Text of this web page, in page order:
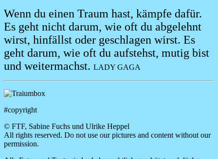
Wenn du einen Traum hast, kämpfe dafür.
Es geht nicht darum, wie oft du abgelehnt
wirst, hinfällst oder geschlagen wirst. Es
geht darum, wie oft du aufstehst, mutig bist
und weitermachst. LADY GAGA
Image
#copyright
© FTF, Sabine Fuchs und Ulrike Heppel
All rights reserved. Do not use our pictures and content without our
permission.